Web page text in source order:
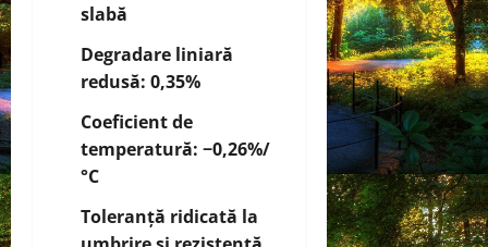
slabă
Degradare liniară
redusă: 0,35%
Coeficient de
temperatură: −0,26%/
°C
Toleranță ridicată la